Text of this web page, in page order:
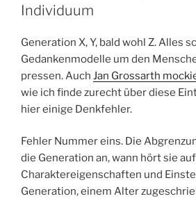
Individuum
Generation X, Y, bald wohl Z. Alles
Gedankenmodelle um den
pressen. Auch Jan Grossarth
wie ich finde zurecht über diese
hier einige Denkfehler.
Fehler Nummer eins. Die
die Generation an, wann hört sie
Charaktereigenschaften und
Generation, einem Alter